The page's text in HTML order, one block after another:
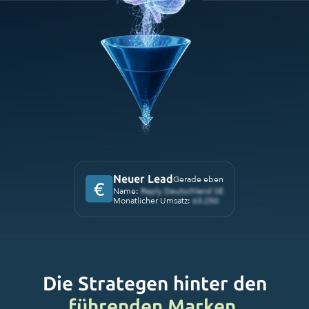
Neuer LeadGerade eben
Name: Reply Deutschland SE
Monatlicher Umsatz:63.250
Die Strategen hinter den